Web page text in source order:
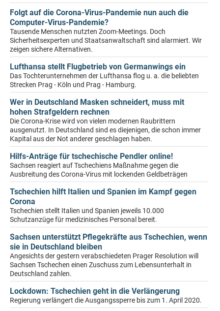
Folgt auf die Corona-Virus-Pandemie nun auch die
Computer-Virus-Pandemie?
Tausende Menschen nutzten Zoom-Meetings. Doch
Sicherheitsexperten und Staatsanwaltschaft sind alarmiert. Wir
zeigen sichere Alternativen.
Lufthansa stellt Flugbetrieb von Germanwings ein
Das Tochterunternehmen der Lufthansa flog u. a. die beliebten
Strecken Prag - Köln und Prag - Hamburg.
Wer in Deutschland Masken schneidert, muss mit
hohen Strafgeldern rechnen
Die Corona-Krise wird von vielen modernen Raubrittern
ausgenutzt. In Deutschland sind es diejenigen, die schon immer
Kapital aus der Not anderer geschlagen haben.
Hilfs-Anträge für tschechische Pendler online!
Sachsen reagiert auf Tschechiens Maßnahme gegen die
Ausbreitung des Corona-Virus mit lockenden Geldbeträgen
Tschechien hilft Italien und Spanien im Kampf gegen
Corona
Tschechien stellt Italien und Spanien jeweils 10.000
Schutzanzüge für medizinisches Personal bereit.
Sachsen unterstützt Pflegekräfte aus Tschechien, wenn
sie in Deutschland bleiben
Angesichts der gestern verabschiedeten Prager Resolution will
Sachsen Tschechen einen Zuschuss zum Lebensunterhalt in
Deutschland zahlen.
Lockdown: Tschechien geht in die Verlängerung
Regierung verlängert die Ausgangssperre bis zum 1. April 2020.